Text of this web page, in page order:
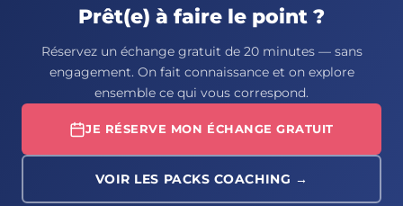
Prêt(e) à faire le point ?
Réservez un échange gratuit de 20 minutes — sans
engagement. On fait connaissance et on explore
ensemble ce qui vous correspond.
JE RÉSERVE MON ÉCHANGE GRATUIT
VOIR LES PACKS COACHING →